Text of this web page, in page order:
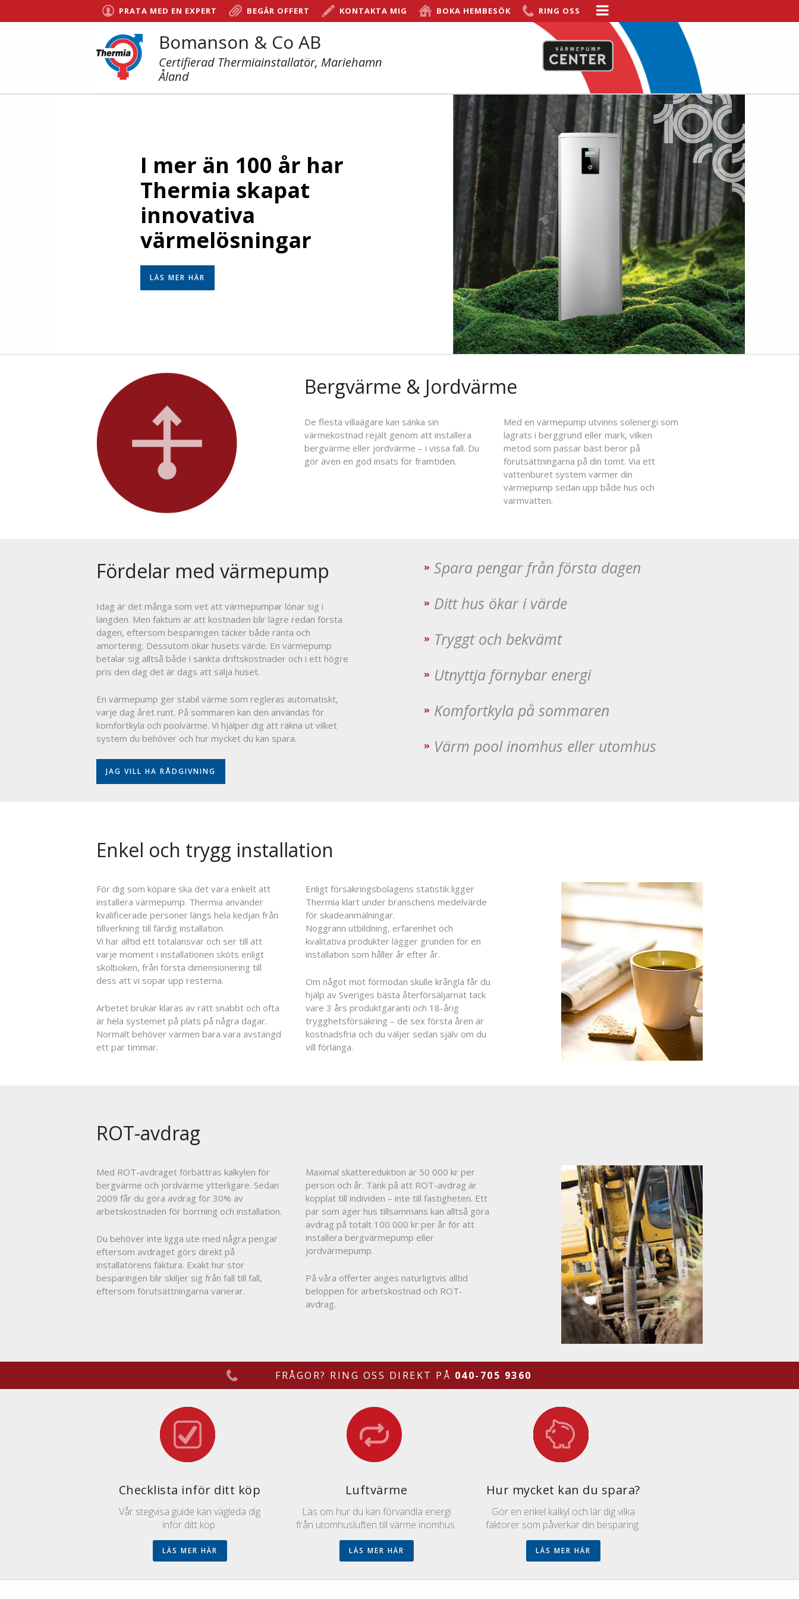
PRATA MED EN EXPERT BEGÄR OFFERT KONTAKTA MIG BOKA HEMBESÖK RING OSS
Bomanson & Co AB
Certifierad Thermiainstallatör, Mariehamn
Åland
I mer än 100 år har
Thermia skapat
innovativa
värmelösningar
LÄS MER HÄR
Bergvärme & Jordvärme
De flesta villaägare kan sänka sin
värmekostnad rejält genom att installera
bergvärme eller jordvärme – i vissa fall. Du
gör även en god insats för framtiden.
Med en värmepump utvinns solenergi som
lagrats i berggrund eller mark, vilken
metod som passar bäst beror på
förutsättningarna på din tomt. Via ett
vattenburet system värmer din
värmepump sedan upp både hus och
varmvatten.
Fördelar med värmepump
Idag är det många som vet att värmepumpar lönar sig i
längden. Men faktum är att kostnaden blir lägre redan första
dagen, eftersom besparingen täcker både ränta och
amortering. Dessutom ökar husets värde. En värmepump
betalar sig alltså både i sänkta driftskostnader och i ett högre
pris den dag det är dags att sälja huset.
En värmepump ger stabil värme som regleras automatiskt,
varje dag året runt. På sommaren kan den användas för
komfortkyla och poolvärme. Vi hjälper dig att räkna ut vilket
system du behöver och hur mycket du kan spara.
JAG VILL HA RÅDGIVNING
Spara pengar från första dagen
Ditt hus ökar i värde
Tryggt och bekvämt
Utnyttja förnybar energi
Komfortkyla på sommaren
Värm pool inomhus eller utomhus
Enkel och trygg installation
För dig som köpare ska det vara enkelt att
installera värmepump. Thermia använder
kvalificerade personer längs hela kedjan från
tillverkning till färdig installation.
Vi har alltid ett totalansvar och ser till att
varje moment i installationen sköts enligt
skolboken, från första dimensionering till
dess att vi sopar upp resterna.
Arbetet brukar klaras av rätt snabbt och ofta
är hela systemet på plats på några dagar.
Normalt behöver värmen bara vara avstängd
ett par timmar.
Enligt försäkringsbolagens statistik ligger
Thermia klart under branschens medelvärde
för skadeanmälningar.
Noggrann utbildning, erfarenhet och
kvalitativa produkter lägger grunden för en
installation som håller år efter år.
Om något mot förmodan skulle krångla får du
hjälp av Sveriges bästa återförsäljarnät tack
vare 3 års produktgaranti och 18-årig
trygghetsförsäkring – de sex första åren är
kostnadsfria och du väljer sedan själv om du
vill förlänga.
ROT-avdrag
Med ROT-avdraget förbättras kalkylen för
bergvärme och jordvärme ytterligare. Sedan
2009 får du göra avdrag för 30% av
arbetskostnaden för borrning och installation.
Du behöver inte ligga ute med några pengar
eftersom avdraget görs direkt på
installatörens faktura. Exakt hur stor
besparingen blir skiljer sig från fall till fall,
eftersom förutsättningarna varierar.
Maximal skattereduktion är 50 000 kr per
person och år. Tänk på att ROT-avdrag är
kopplat till individen – inte till fastigheten. Ett
par som äger hus tillsammans kan alltså göra
avdrag på totalt 100 000 kr per år för att
installera bergvärmepump eller
jordvärmepump.
På våra offerter anges naturligtvis alltid
beloppen för arbetskostnad och ROT-
avdrag.
FRÅGOR? RING OSS DIREKT PÅ 040-705 9360
Checklista inför ditt köp
Vår stegvisa guide kan vägleda dig
inför ditt köp.
Luftvärme
Läs om hur du kan förvandla energi
från utomhusluften till värme inomhus.
Hur mycket kan du spara?
Gör en enkel kalkyl och lär dig vilka
faktorer som påverkar din besparing.
LÄS MER HÄR LÄS MER HÄR LÄS MER HÄR